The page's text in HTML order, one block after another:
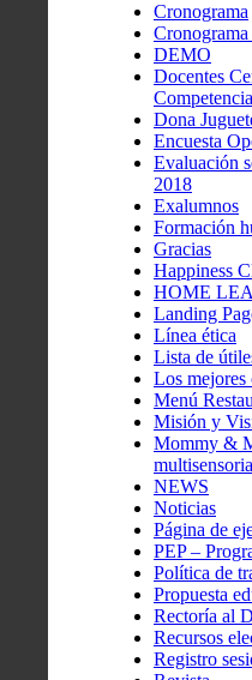
Cronograma
DEMO
Docentes
Dona
Encuesta
Evaluación
2018
Exalumnos
Formación
Gracias
Happiness
HOME
Landing
Línea ética
Lista de
Los mejores
Menú
Misión y
Mommy &
NEWS
Noticias
Página de
PEP –
Política de
Propuesta
Rectoría al
Recursos
Registro